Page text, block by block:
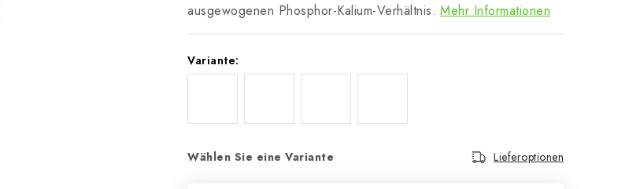
ausgewogenen Phosphor-Kalium-Verhältnis. Mehr Informationen
Variante:
Wählen Sie eine Variante Lieferoptionen